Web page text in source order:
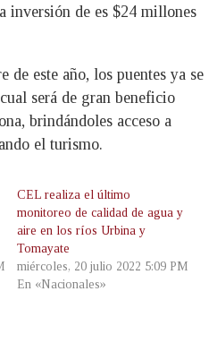
inversión de es $24 millones
de este año, los puentes ya se
será de gran beneficio
brindándoles acceso a
el turismo.
CEL realiza el último
monitoreo de calidad de agua y
aire en los ríos Urbina y
Tomayate
miércoles, 20 julio 2022 5:09 PM
En «Nacionales»